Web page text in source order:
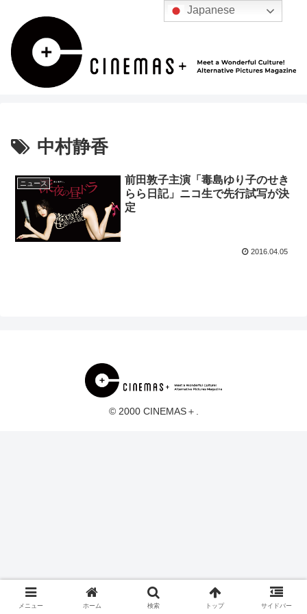
中村静香
ニュース
前田敦子主演「毒島ゆり子のせき
らら日記」ニコ生で先行試写が決
定
2016.04.05
© 2000 CINEMAS＋.
メニュー ホーム 検索 トップ サイドバー
Japanese